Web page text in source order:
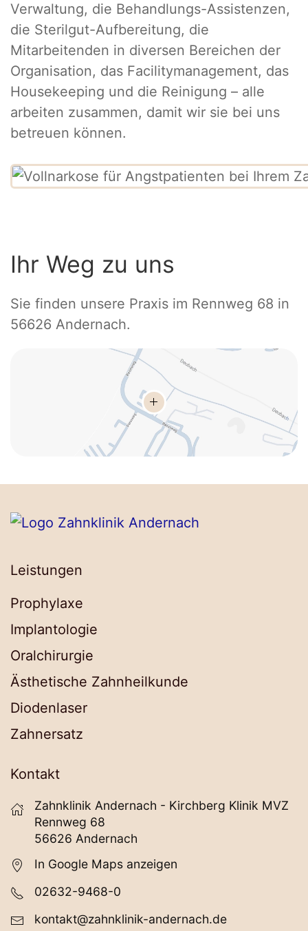
Verwaltung, die Behandlungs-Assistenzen,
die Sterilgut-Aufbereitung, die
Mitarbeitenden in diversen Bereichen der
Organisation, das Facilitymanagement, das
Housekeeping und die Reinigung – alle
arbeiten zusammen, damit wir sie bei uns
betreuen können.
Ihr Weg zu uns
Sie finden unsere Praxis im Rennweg 68 in
56626 Andernach.
Leistungen
Prophylaxe
Implantologie
Oralchirurgie
Ästhetische Zahnheilkunde
Diodenlaser
Zahnersatz
Kontakt
Zahnklinik Andernach - Kirchberg Klinik MVZ
Rennweg 68
56626 Andernach
In Google Maps anzeigen
02632-9468-0
kontakt@zahnklinik-andernach.de